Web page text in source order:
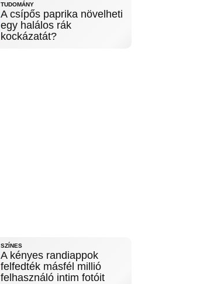
TUDOMÁNY
A csípős paprika növelheti
egy halálos rák
kockázatát?
SZÍNES
A kényes randiappok
felfedték másfél millió
felhasználó intim fotóit